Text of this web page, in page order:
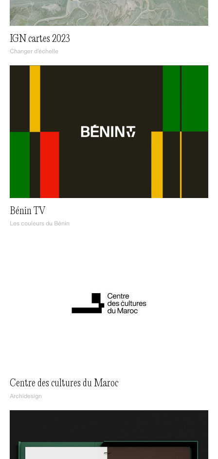
IGN cartes 2023
Changer d'échelle
Bénin TV
Les couleurs du Bénin
Centre des cultures du Maroc
Archidesign